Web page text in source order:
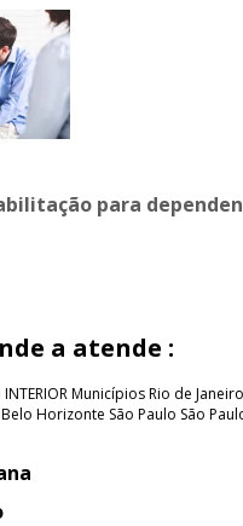
para
a atende :
INTERIORMunicípios Rio de Janeiro
Horizonte São Paulo São